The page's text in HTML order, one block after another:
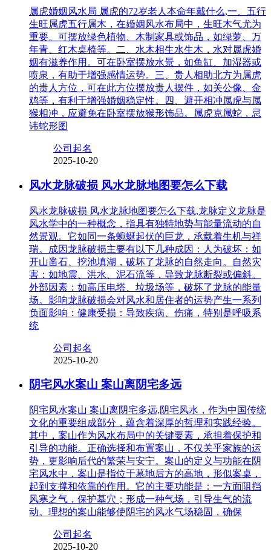
属虎婚姻风水局 属虎的72岁老人本命年戴什么,一、五行
生旺属虎五行属木，在婚姻风水布局中，生旺木气尤为
重要。可摆放绿色植物、木制家具或饰品，如绿萝、万
年青、红木桌椅等。二、水木相生水生木，水对属虎婚
姻有滋养作用。可在卧室摆放水景，如鱼缸、加湿器或
喷泉，有助于增强感情运势。三、贵人相助北方为属虎
的贵人方位，可在此方位摆放贵人摆件，如关公像、金
鸡等，有利于增强婚姻稳定性。四、避开相冲属虎与属
猴相冲，应避免在卧室摆放猴形饰品。属虎克属蛇，忌
讳蛇形图
公司起名
2025-10-20
风水龙脉破损 风水龙脉地图要怎么下载
风水龙脉破损 风水龙脉地图要怎么下载,龙脉定义龙脉是
风水学中的一种概念，指具有独特地势与能量流动的自
然景观。它如同一条蜿蜒起伏的巨龙，承载着生机与祥
瑞。成因龙脉破损主要有以下几种成因：人为破坏：如
开山凿石、挖池填湖，破坏了龙脉的自然走向。自然灾
害：如地震、洪水、泥石流等，导致龙脉断裂或偏斜。
外部因素：如高压电塔、垃圾场等，破坏了龙脉的能量
场。影响龙脉破损会对风水和居住者的运势产生一系列
负面影响：健康受损：导致疾病、伤痛，特别是呼吸系
统
公司起名
2025-10-20
阴宅风水案山 案山离阴宅多远
阴宅风水案山 案山离阴宅多远,阴宅风水，作为中国传统
文化的重要组成部分，蕴含着深厚的哲理和实践经验。
其中，案山作为风水布局中的关键要素，承担着保护和
引导的功能。正确选择和布置案山，不仅关乎家族的运
势，更影响后代的繁荣与安宁。案山的定义与功能在阴
宅风水中，案山是指位于墓地后方的高地，形似案桌，
起到支撑和依靠的作用。它的主要功能是：一方面阻挡
风寒之气，保护墓穴；形成一种气场，引导生气的流
动。理想的案山能够使阴宅的风水气场稳固，确保
公司起名
2025-10-20